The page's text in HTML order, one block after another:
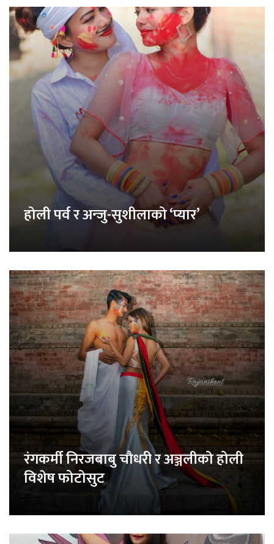
होली पर्व र अन्जु-सुशीलाको ‘प्यार’
रंगकर्मी निरजबाबु चौधरी र अञ्जलीको होली
विशेष फोटोसुट